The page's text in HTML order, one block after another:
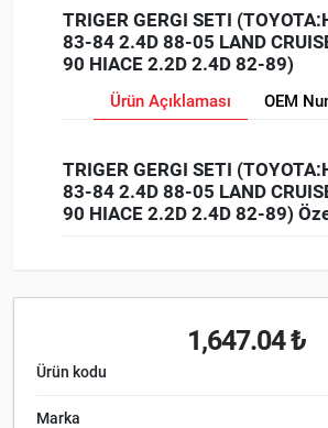
TRIGER GERGI SETI
83-84 2.4D 88-05 LAND
90 HIACE 2.2D 2.4D 82-89)
Ürün Açıklaması OEM
TRIGER GERGI SETI
83-84 2.4D 88-05 LAND
90 HIACE 2.2D 2.4D 82-89)
1,647.04 ₺
Ürün kodu
Marka